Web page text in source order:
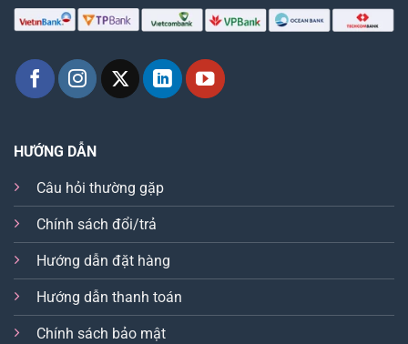
HƯỚNG DẪN
Câu hỏi thường gặp
Chính sách đổi/trả
Hướng dẫn đặt hàng
Hướng dẫn thanh toán
Chính sách bảo mật